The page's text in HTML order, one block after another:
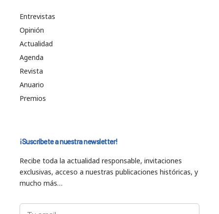
Entrevistas
Opinión
Actualidad
Agenda
Revista
Anuario
Premios
¡Suscríbete a nuestra newsletter!
Recibe toda la actualidad responsable, invitaciones
exclusivas, acceso a nuestras publicaciones históricas, y
mucho más…